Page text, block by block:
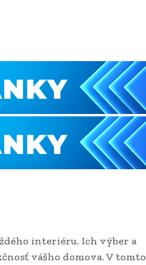
interiéru. Ich výber a
vášho domova. V tomto